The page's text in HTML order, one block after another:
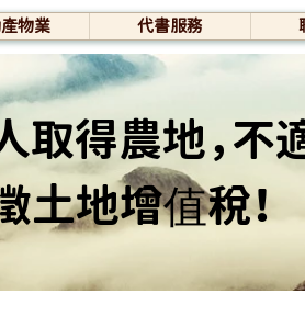
物業 代書服務
取得農地，不
土地增值稅！